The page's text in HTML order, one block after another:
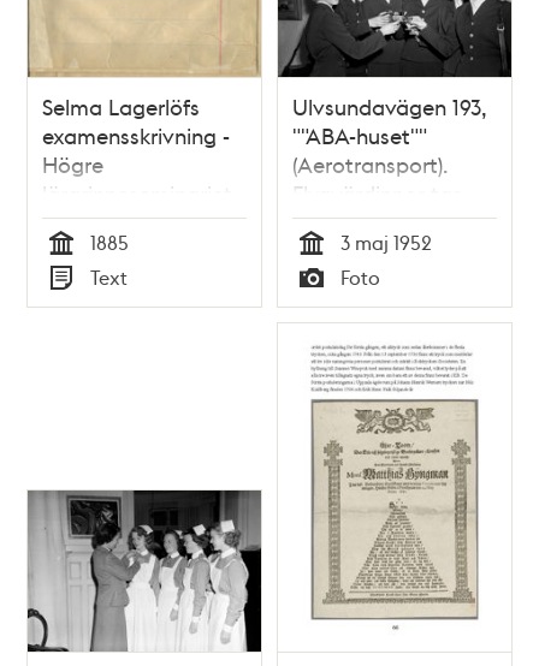
Selma Lagerlöfs
examensskrivning -
Högre
lärarinneseminariet
VT 1885
Tid
1885
Typ
Text
Ulvsundavägen 193,
""ABA-huset""
(Aerotransport).
Flygvärdinnor tar
Skandinavisk SAS-
examen och mottar
sina ""vingar"" i
direktionsmatsalen
Tid
3 maj 1952
Typ
Foto